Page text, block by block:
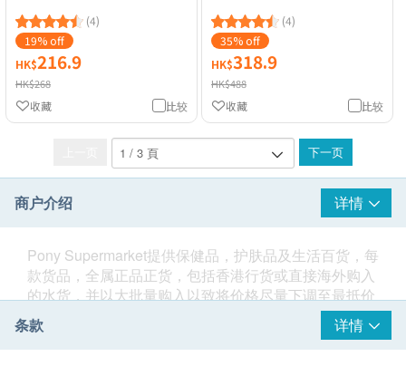
(4)
19% off
HK$216.9
HK$268
比较
收藏
(4)
35% off
HK$318.9
HK$488
比较
收藏
下一页
商户介绍 详情
Pony Supermarket提供保健品，护肤品及生活百货，每
款货品，全属正品正货，包括香港行货或直接海外购入
的水货，并以大批量购入以致将价格尽量下调至最抵价
格出售，期望能所有货品做到，优品，优价，优质，三
优为目标。
条款 详情